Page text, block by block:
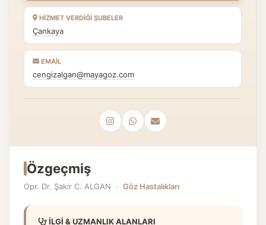
HIZMET VERDIĞI ŞUBELER
Çankaya
EMAIL
cengizalgan@mayagoz.com
Özgeçmiş
Opr. Dr. Şakir C. ALGAN · Göz Hastalıkları
İLGI & UZMANLIK ALANLARI